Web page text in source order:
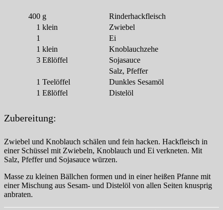
400 g
Rinderhackfleisch
1 klein
Zwiebel
1
Ei
1 klein
Knoblauchzehe
3 Eßlöffel
Sojasauce
Salz, Pfeffer
1 Teelöffel
Dunkles Sesamöl
1 Eßlöffel Distelöl
Zubereitung:
Zwiebel und Knoblauch schälen und fein hacken. Hackfleisch in
einer Schüssel mit Zwiebeln, Knoblauch und Ei verkneten. Mit
Salz, Pfeffer und Sojasauce würzen.
Masse zu kleinen Bällchen formen und in einer heißen Pfanne mit
einer Mischung aus Sesam- und Distelöl von allen Seiten knusprig
anbraten.